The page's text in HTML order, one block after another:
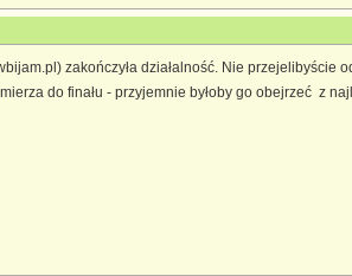
zakończyła działalność. Nie przejelibyście
do finału - przyjemnie byłoby go obejrzeć z